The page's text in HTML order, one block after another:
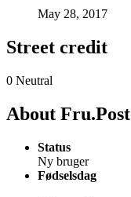
May 28, 2017
Street credit
0 Neutral
About Fru.Post
Status
Ny bruger
Fødselsdag